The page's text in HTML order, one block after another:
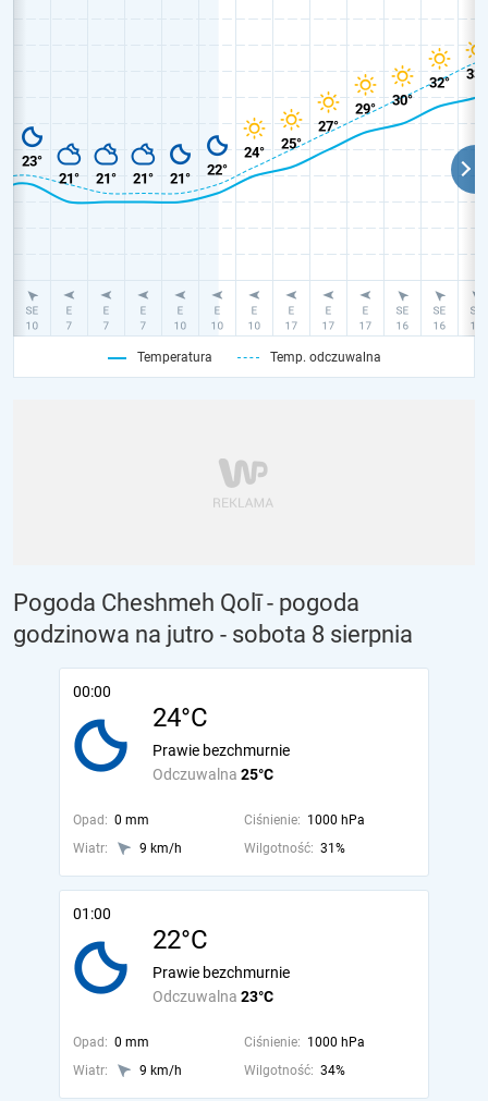
Temperatura Temp. odczuwalna
Pogoda Cheshmeh Qolī - pogoda
godzinowa na jutro - sobota 8 sierpnia
00:00
24°C
Odczuwalna 25°C
Prawie bezchmurnie
Opad: 0 mm Ciśnienie: 1000 hPa
Wiatr:
9 km/h Wilgotność: 31%
01:00
22°C
Odczuwalna 23°C
Prawie bezchmurnie
Opad: 0 mm Ciśnienie: 1000 hPa
Wiatr:
9 km/h Wilgotność: 34%